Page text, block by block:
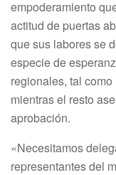
empoderamiento
actitud de puertas
que sus labores se
especie de
regionales, tal
mientras el resto
aprobación.
«Necesitamos
representantes del